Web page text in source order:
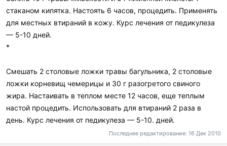
стаканом кипятка. Настоять 6 часов, процедить. Применять
для местных втираний в кожу. Курс лечения от педикулеза
— 5-10 дней.
*
Смешать 2 столовые ложки травы багульника, 2 столовые
ложки корневищ чемерицы и 30 г разогретого свиного
жира. Настаивать в теплом месте 12 часов, еще теплым
настой процедить. Использовать для втираний 2 раза в
день. Курс лечения от педикулеза — 5-10. дней.
Последнее редактирование: 16 Дек 2010